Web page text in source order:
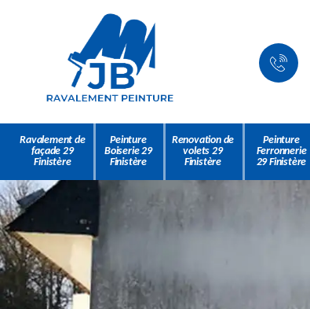
Ravalement de
façade 29
Finistère
Peinture
Boiserie 29
Finistère
Renovation de
volets 29
Finistère
Peinture
Ferronnerie
29 Finistère